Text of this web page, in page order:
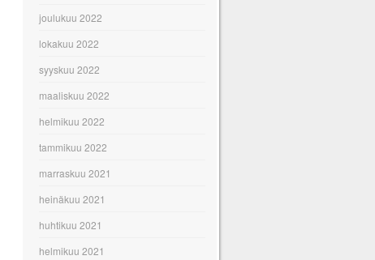
joulukuu 2022
lokakuu 2022
syyskuu 2022
maaliskuu 2022
helmikuu 2022
tammikuu 2022
marraskuu 2021
heinäkuu 2021
huhtikuu 2021
helmikuu 2021